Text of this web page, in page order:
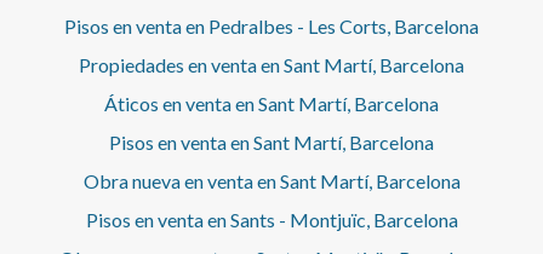
Pisos en venta en Pedralbes - Les Corts, Barcelona
Propiedades en venta en Sant Martí, Barcelona
Áticos en venta en Sant Martí, Barcelona
Pisos en venta en Sant Martí, Barcelona
Obra nueva en venta en Sant Martí, Barcelona
Pisos en venta en Sants - Montjuïc, Barcelona